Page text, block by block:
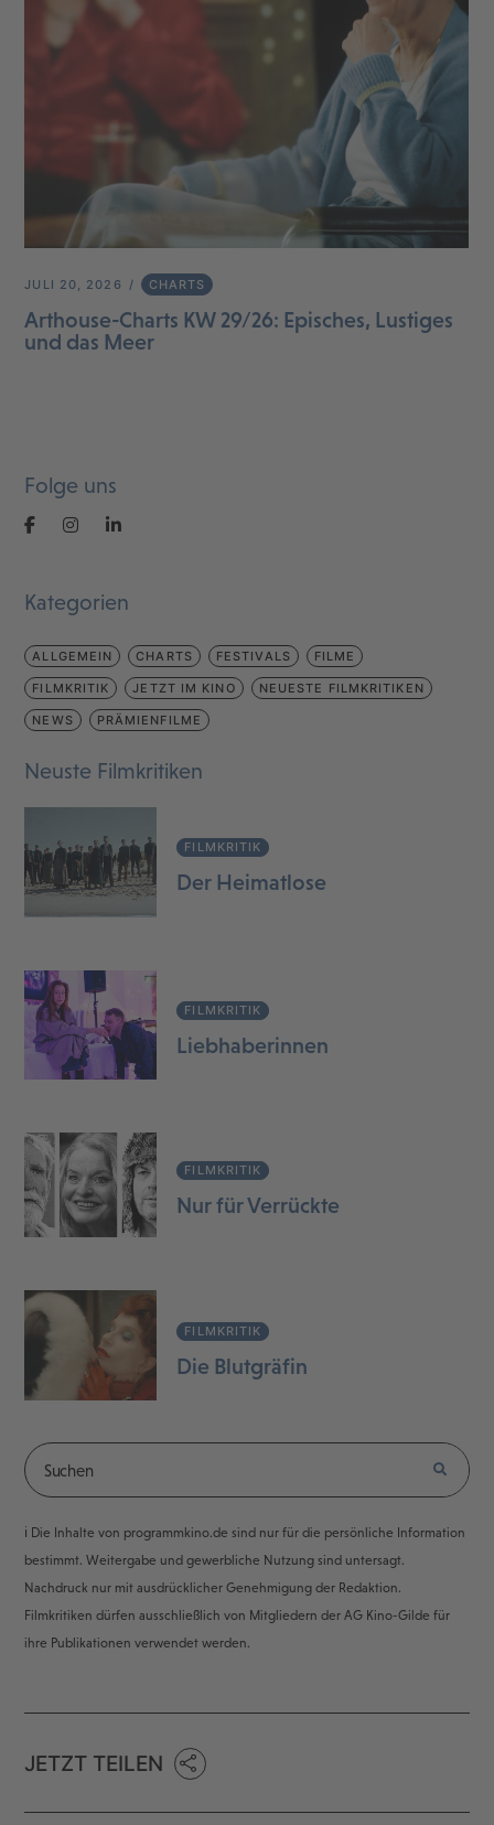
JULI 20, 2026 CHARTS
Arthouse-Charts KW 29/26: Episches, Lustiges
und das Meer
Folge uns
Kategorien
ALLGEMEIN CHARTS FESTIVALS FILME
FILMKRITIK JETZT IM KINO NEUESTE FILMKRITIKEN
NEWS PRÄMIENFILME
Neuste Filmkritiken
FILMKRITIK
Der Heimatlose
FILMKRITIK
Liebhaberinnen
FILMKRITIK
Nur für Verrückte
FILMKRITIK
Die Blutgräfin
ℹ️ Die Inhalte von programmkino.de sind nur für die persönliche Information
bestimmt. Weitergabe und gewerbliche Nutzung sind untersagt.
Nachdruck nur mit ausdrücklicher Genehmigung der Redaktion.
Filmkritiken dürfen ausschließlich von Mitgliedern der AG Kino-Gilde für
ihre Publikationen verwendet werden.
JETZT TEILEN